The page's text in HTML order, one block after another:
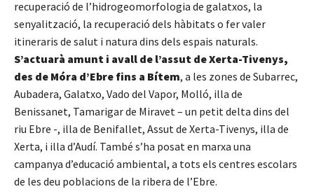
recuperació de l’hidrogeomorfologia de galatxos, la
senyalització, la recuperació dels hàbitats o fer valer
itineraris de salut i natura dins dels espais naturals.
S’actuarà amunt i avall de l’assut de Xerta-Tivenys,
des de Móra d’Ebre fins a Bítem, a les zones de Subarrec,
Aubadera, Galatxo, Vado del Vapor, Molló, illa de
Benissanet, Tamarigar de Miravet – un petit delta dins del
riu Ebre -, illa de Benifallet, Assut de Xerta-Tivenys, illa de
Xerta, i illa d’Audí. També s’ha posat en marxa una
campanya d’educació ambiental, a tots els centres escolars
de les deu poblacions de la ribera de l’Ebre.